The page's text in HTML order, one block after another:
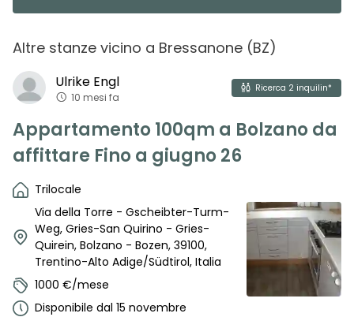
Altre stanze vicino a Bressanone (BZ)
Ulrike Engl
10 mesi fa
Ricerca 2 inquilin*
Appartamento 100qm a Bolzano da
affittare Fino a giugno 26
Trilocale
Via della Torre - Gscheibter-Turm-
Weg, Gries-San Quirino - Gries-
Quirein, Bolzano - Bozen, 39100,
Trentino-Alto Adige/Südtirol, Italia
1000 €/mese
Disponibile dal 15 novembre